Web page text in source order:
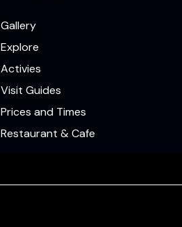
Gallery
Explore
Activies
Visit Guides
Prices and Times
Restaurant & Cafe